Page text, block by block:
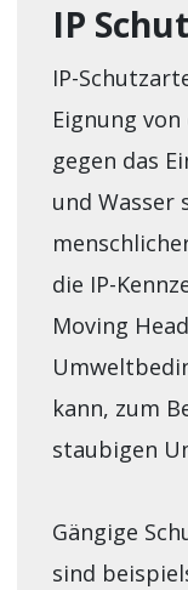
IP
IP-
Eignung
gegen das
und Wasser
die IP-
Moving
kann, zum
staubigen
Gängige
sind